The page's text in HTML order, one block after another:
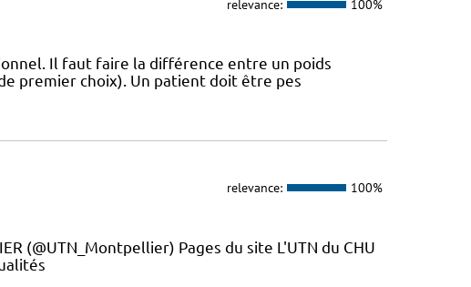
relevance: 100%
Il faut faire la différence entre un poids
premier choix). Un patient doit être pes
relevance: 100%
(@UTN_Montpellier) Pages du site L'UTN du CHU